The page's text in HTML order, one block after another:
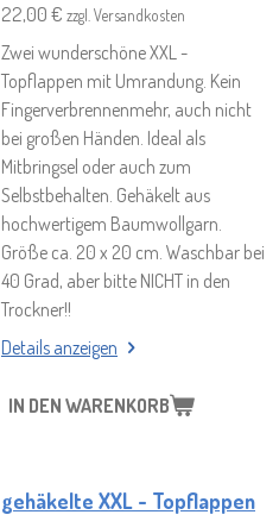
22,00 € zzgl. Versandkosten
Zwei wunderschöne XXL -
Topflappen mit Umrandung. Kein
Fingerverbrennenmehr, auch nicht
bei großen Händen. Ideal als
Mitbringsel oder auch zum
Selbstbehalten. Gehäkelt aus
hochwertigem Baumwollgarn.
Größe ca. 20 x 20 cm. Waschbar bei
40 Grad, aber bitte NICHT in den
Trockner!!
Details anzeigen
IN DEN WARENKORB
gehäkelte XXL - Topflappen